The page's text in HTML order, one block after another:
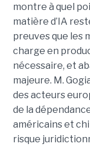
montre à quel
matière d’IA
preuves que les
charge en
nécessaire, et
majeure. M. G
des acteurs
de la
américains et
risque